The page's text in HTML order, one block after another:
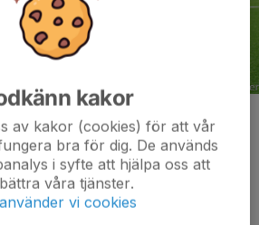
kakor
av kakor (cookies) för att vår
bra för dig. De används
i syfte att hjälpa oss att
våra tjänster.
vi cookies